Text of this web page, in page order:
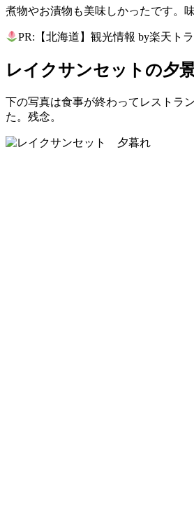
煮物やお漬物も美味しかったです。
PR:【北海道】観光情報 by楽天ト
レイクサンセットの夕
下の写真は食事が終わってレストラ
た。残念。